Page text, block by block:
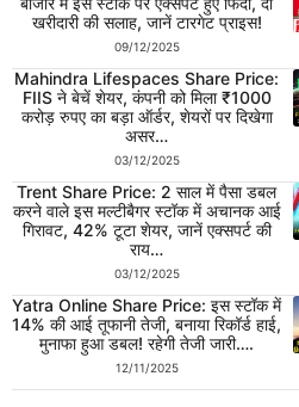
खरीदारी की सलाह, जानें टारगेट प्राइस!
09/12/2025
Mahindra Lifespaces Share Price:
FIIS ने बेचें शेयर, कंपनी को मिला ₹1000
करोड़ रुपए का बड़ा ऑर्डर, शेयरों पर दिखेगा
असर…
03/12/2025
Trent Share Price: 2 साल में पैसा डबल
करने वाले इस मल्टीबैगर स्टॉक में अचानक आई
गिरावट, 42% टूटा शेयर, जानें एक्सपर्ट की
राय…
03/12/2025
Yatra Online Share Price: इस स्टॉक में
14% की आई तूफानी तेजी, बनाया रिकॉर्ड हाई,
मुनाफा हुआ डबल! रहेगी तेजी जारी….
12/11/2025